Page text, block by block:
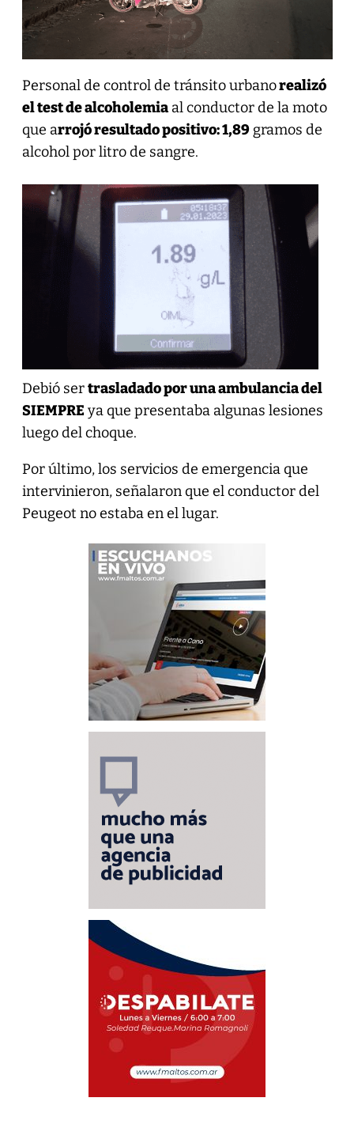
Personal de control de tránsito urbanorealizó
el test de alcoholemiaal conductor de la moto
que arrojó resultado positivo: 1,89gramos de
alcohol por litro de sangre.
Debió sertrasladado por una ambulancia del
SIEMPRE ya que presentaba algunas lesiones
luego del choque.
Por último, los servicios de emergencia que
intervinieron, señalaron que el conductor del
Peugeot no estaba en el lugar.